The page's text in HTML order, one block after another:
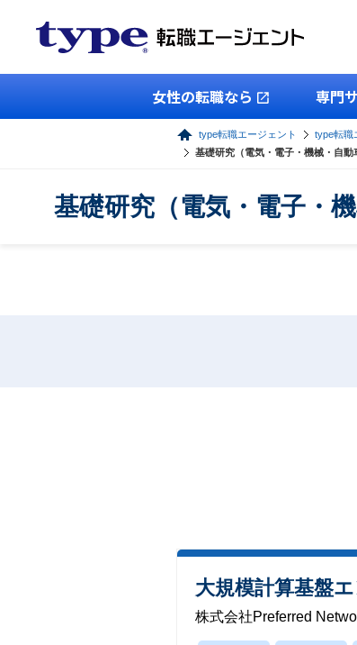
女性の転職なら 専門
type転職エージェント type転職
基礎研究（電気・電子・機械・自
基礎研究（電気・電子・
大規模計算基盤
株式会社Preferred